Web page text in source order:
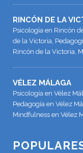
RINCÓN DE LA
Psicología en Rincón
de la Victoria,
Rincón de la Victoria,
VÉLEZ MÁLAGA
Psicología en Vélez
Pedagogía en Vélez
Mindfulness en Vélez